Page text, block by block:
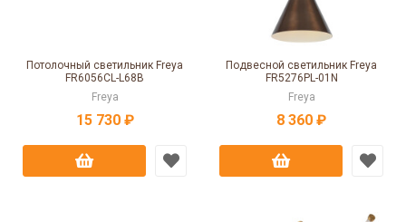
Потолочный светильник Freya
FR6056CL-L68B
Freya
15 730 ₽
Подвесной светильник Freya
FR5276PL-01N
Freya
8 360 ₽